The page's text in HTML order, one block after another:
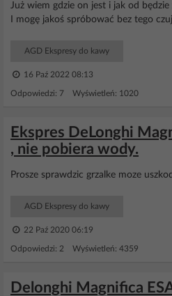
Już wiem gdzie on jest i jak od
I mogę jakoś spróbować bez tego
AGD Ekspresy do kawy
16 Paź 2022 08:13
Odpowiedzi: 7 Wyświetleń: 1020
Ekspres DeLonghi
, nie pobiera wody.
Prosze sprawdzic grzalke moze
AGD Ekspresy do kawy
22 Paź 2020 06:19
Odpowiedzi: 2 Wyświetleń: 4359
Delonghi Magnifica